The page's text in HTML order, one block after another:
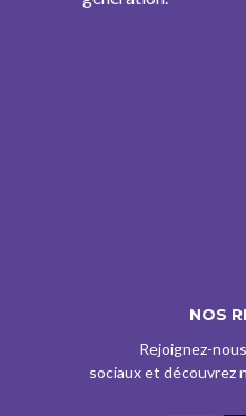
NOS
Rejoignez-
sociaux et découvrez